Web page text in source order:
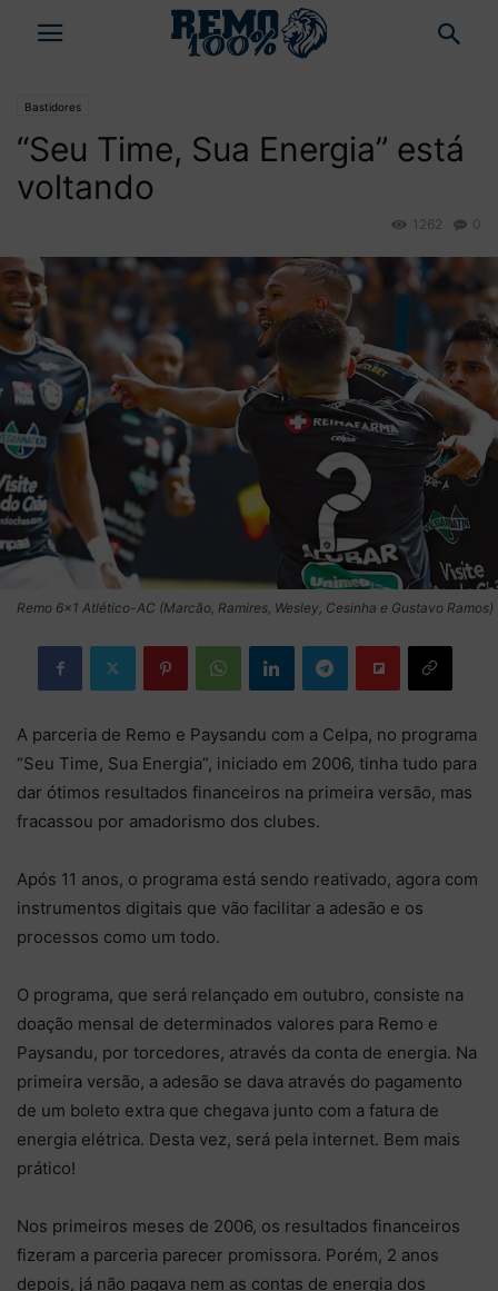
Bastidores
“Seu Time, Sua Energia” está
voltando
0
1262
Remo 6x1 Atlético-AC (Marcão, Ramires, Wesley, Cesinha e Gustavo Ramos)
A parceria de Remo e Paysandu com a Celpa, no programa
“Seu Time, Sua Energia”, iniciado em 2006, tinha tudo para
dar ótimos resultados financeiros na primeira versão, mas
fracassou por amadorismo dos clubes.
Após 11 anos, o programa está sendo reativado, agora com
instrumentos digitais que vão facilitar a adesão e os
processos como um todo.
O programa, que será relançado em outubro, consiste na
doação mensal de determinados valores para Remo e
Paysandu, por torcedores, através da conta de energia. Na
primeira versão, a adesão se dava através do pagamento
de um boleto extra que chegava junto com a fatura de
energia elétrica. Desta vez, será pela internet. Bem mais
prático!
Nos primeiros meses de 2006, os resultados financeiros
fizeram a parceria parecer promissora. Porém, 2 anos
depois, já não pagava nem as contas de energia dos